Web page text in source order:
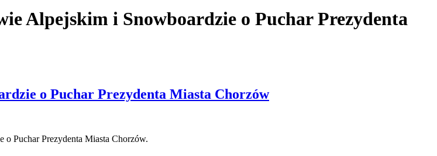
Alpejskim i Snowboardzie o Puchar Prezydenta
o Puchar Prezydenta Miasta Chorzów
Puchar Prezydenta Miasta Chorzów.